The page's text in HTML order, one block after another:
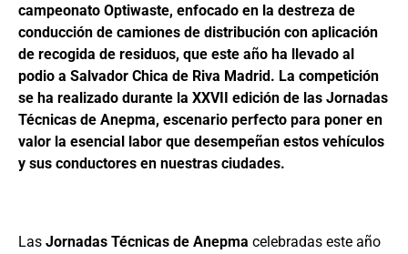
campeonato Optiwaste, enfocado en la destreza de
conducción de camiones de distribución con aplicación
de recogida de residuos, que este año ha llevado al
podio a Salvador Chica de Riva Madrid. La competición
se ha realizado durante la XXVII edición de las Jornadas
Técnicas de Anepma, escenario perfecto para poner en
valor la esencial labor que desempeñan estos vehículos
y sus conductores en nuestras ciudades.
Las Jornadas Técnicas de Anepma celebradas este año